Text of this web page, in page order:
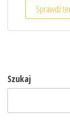
Sprawdź
Szukaj